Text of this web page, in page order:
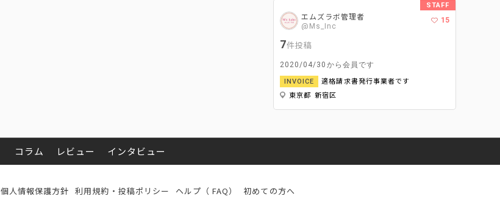
エムズラボ管理者
@Ms_Inc
15
7件投稿
2020/04/30から会員です
INVOICE
適格請求書発行事業者です
東京都 新宿区
STAFF
コラム レビュー インタビュー
個人情報保護方針 利用規約・投稿ポリシー ヘルプ（ FAQ） 初めての方へ